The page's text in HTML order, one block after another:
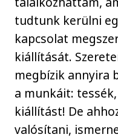
tudtunk kerülni
kapcsolat
kiállítását.
megbízik annyira
a munkáit:
kiállítást! De
valósítani,